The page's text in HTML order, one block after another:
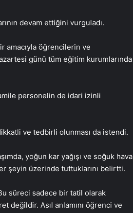
devam ettiğini vurguladı.
amacıyla öğrencilerin ve
günü tüm eğitim kurumlarında
personelin de idari izinli
ve tedbirli olunması da istendi.
yoğun kar yağışı ve soğuk hava
şeyin üzerinde tuttuklarını belirtti.
süreci sadece bir tatil olarak
değildir. Asıl anlamını öğrenci ve